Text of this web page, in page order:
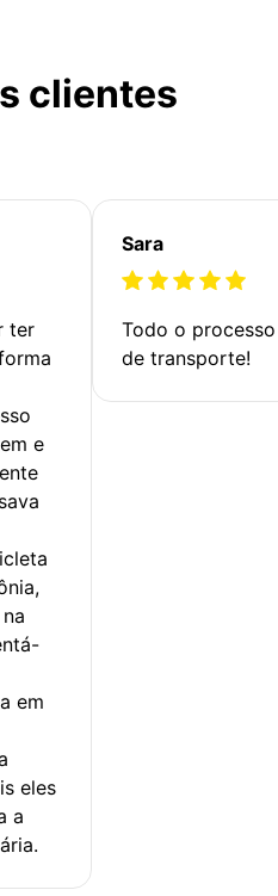
clientes
ter
e
em
eles
a
Sara
Todo o
de transporte!